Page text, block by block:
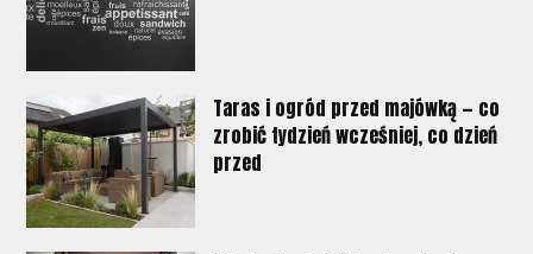
Taras i ogród przed majówką — co
zrobić tydzień wcześniej, co dzień
przed